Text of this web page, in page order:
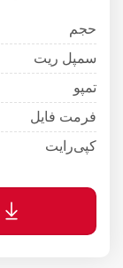
حجم
سمپل ریت
تمپو
فرمت فایل
کپی‌رایت